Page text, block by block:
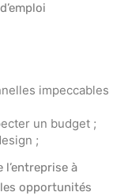
impeccables
un budget ;
;
l’entreprise à
opportunités